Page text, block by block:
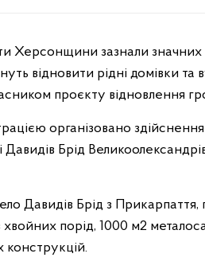
відновити рідні домівки
проєкту відновлення
організовано
Брід
Давидів Брід з
хвойних порід, 1000 м2
конструкцій.